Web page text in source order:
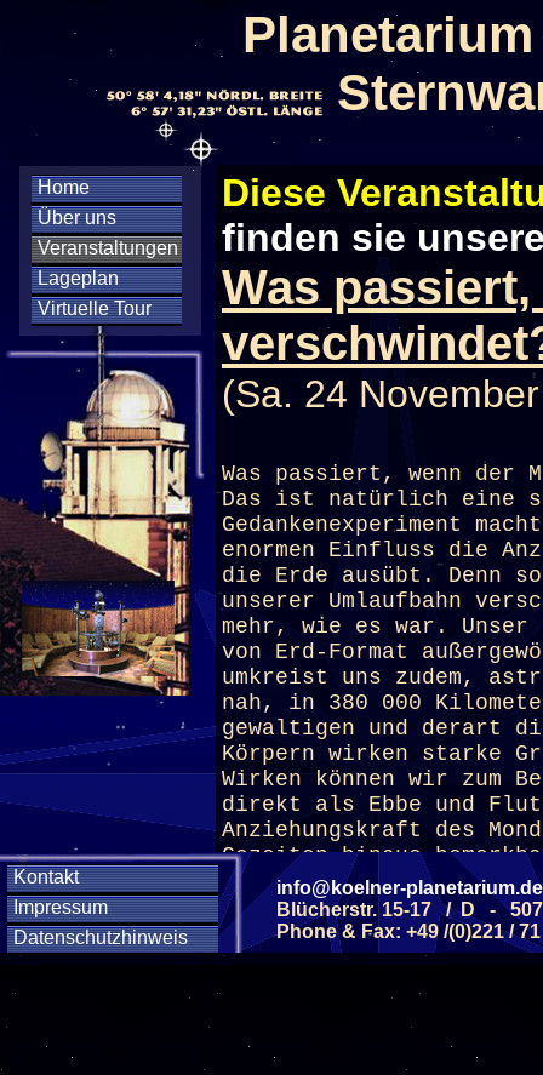
Home
Über uns
Veranstaltungen
Lageplan
Virtuelle Tour
Kontakt
Impressum
Datenschutzhinweis
Diese
finden sie
Was
(Sa. 24
Was passiert, wenn der
Das ist natürlich eine
Gedankenexperiment
enormen Einfluss die
die Erde ausübt. Denn
unserer Umlaufbahn
mehr, wie es war.
von Erd-Format
umkreist uns zudem,
nah, in 380 000
gewaltigen und derart
Körpern wirken starke
Wirken können wir zum
direkt als Ebbe und
Anziehungskraft des
Gezeiten hinaus
durch die schnelle
direkten Linie zum
damit als Teil der Erde
wirkt die Schwerkraft
einstellt. Dadurch wird
allmählich abgebremst.
info@koelner-planetarium.de
Blücherstr. 15-17 / D -
Phone & Fax: +49 /(0)221 /